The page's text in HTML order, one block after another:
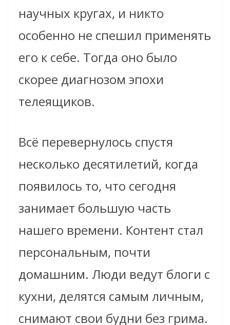
научных кругах, и никто
особенно не спешил применять
его к себе. Тогда оно было
скорее диагнозом эпохи
телеящиков.
Всё перевернулось спустя
несколько десятилетий, когда
появилось то, что сегодня
занимает большую часть
нашего времени. Контент стал
персональным, почти
домашним. Люди ведут блоги с
кухни, делятся самым личным,
снимают свои будни без грима.